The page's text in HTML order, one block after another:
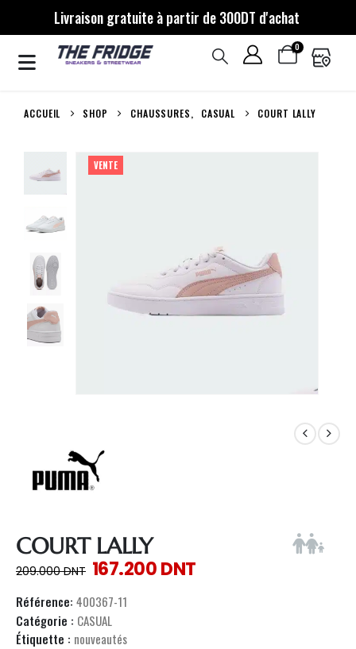
Livraison gratuite à partir de 300DT d'achat
0
ACCUEIL SHOP CHAUSSURES, CASUAL COURT LALLY
VENTE
COURT LALLY
209.000DNT 167.200DNT
Référence: 400367-11
Catégorie : CASUAL
Étiquette : nouveautés